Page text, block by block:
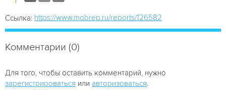
Ссылка: https://www.mobrep.ru/reports/126582
Комментарии (0)
Для того, чтобы оставить комментарий, нужно
зарегистрироваться или авторизоваться